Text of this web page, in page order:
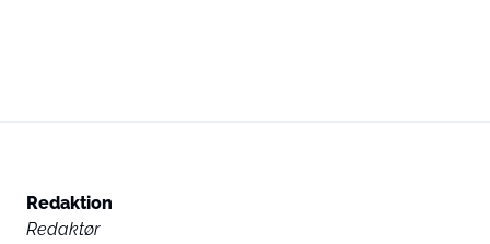
Redaktion
Redaktør